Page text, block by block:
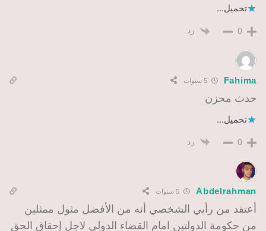
تحميل...
0 رد
Fahima 5 سنوات
حدث محزن
تحميل...
0 رد
Abdelrahman
أعتقد من رأيي الشخصي أنه من الأفضل مثول ممثلين
من حكومة الدولتين امام القضاء الدولي لاجل إحقاق الحق